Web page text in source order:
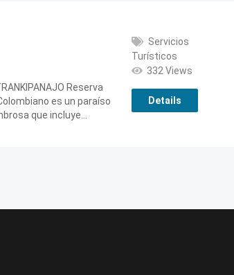
Reserva
es un paraíso
que incluye…
Servicios
Turísticos
332 Views
Details